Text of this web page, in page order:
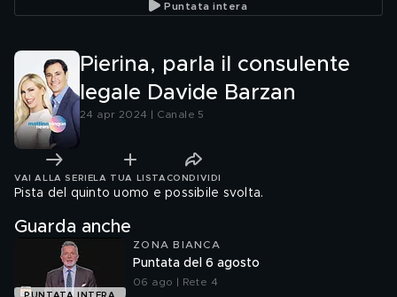
Puntata intera
Pierina, parla il consulente
legale Davide Barzan
24 apr 2024 | Canale 5
VAI ALLA SERIE LA TUA LISTA CONDIVIDI
Pista del quinto uomo e possibile svolta.
Guarda anche
ZONA BIANCA
Puntata del 6 agosto
06 ago | Rete 4